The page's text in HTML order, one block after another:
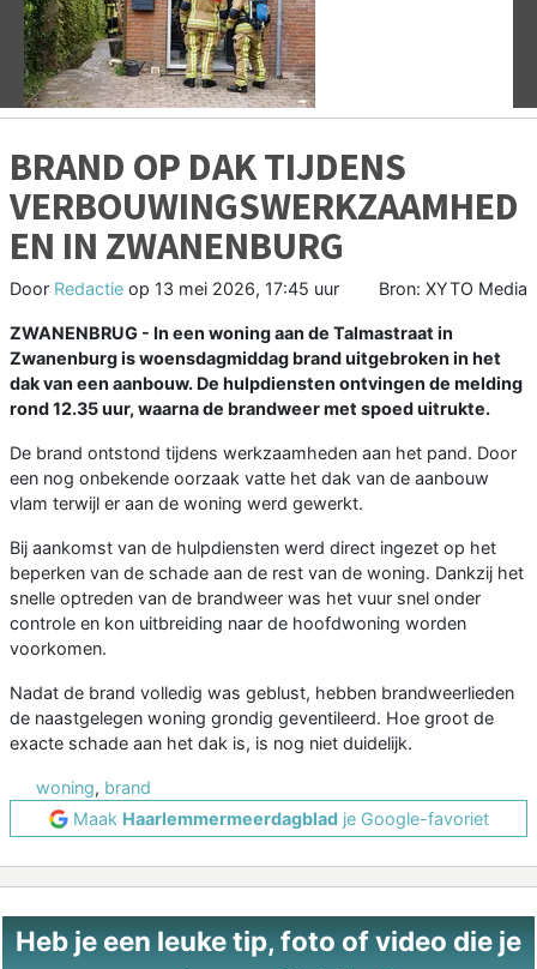
Vorige
BRAND OP DAK TIJDENS
VERBOUWINGSWERKZAAMHED
EN IN ZWANENBURG
Door Redactie op 13 mei 2026, 17:45 uur Bron: XYTO Media
ZWANENBRUG - In een woning aan de Talmastraat in
Zwanenburgis woensdagmiddag brand uitgebroken in het
dak van een aanbouw. De hulpdiensten ontvingen de melding
rond 12.35 uur, waarna de brandweer met spoed uitrukte.
De brand ontstond tijdens werkzaamheden aan het pand. Door
een nog onbekende oorzaak vatte het dak van de aanbouw
vlam terwijl er aan de woning werd gewerkt.
Bij aankomst van de hulpdiensten werd direct ingezet op het
beperken van de schade aan de rest van de woning. Dankzij het
snelle optreden van de brandweer was het vuur snel onder
controle en kon uitbreiding naar de hoofdwoning worden
voorkomen.
Nadat de brand volledig was geblust, hebben brandweerlieden
de naastgelegen woning grondig geventileerd. Hoe groot de
exacte schade aan het dak is, is nog niet duidelijk.
woning, brand
Maak Haarlemmermeerdagbladje Google-favoriet
Heb je een leuke tip, foto of video die je